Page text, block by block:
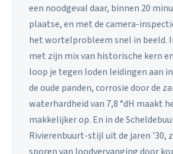
een noodgeval daar, binnen 20
plaatse, en met de camera-
het wortelprobleem snel in beeld.
met zijn mix van historische kern
loop je tegen loden leidingen aan
de oude panden, corrosie door de
waterhardheid van 7,8 °dH maakt
makkelijker op. En in de
Rivierenbuurt-stijl uit de jaren '30,